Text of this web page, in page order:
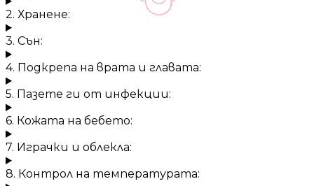
2. Хранене:
3. Сън:
4. Подкрепа на врата и главата:
5. Пазете ги от инфекции:
6. Кожата на бебето:
7. Играчки и облекла:
8. Контрол на температурата: